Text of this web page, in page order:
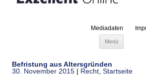
Mediadaten
Menü
Befristung aus Altersgründen
30. November 2015 | Recht Startseite